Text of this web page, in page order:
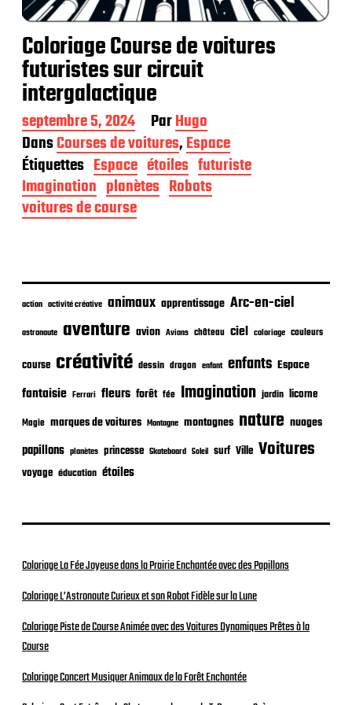
Coloriage Course de voitures
futuristes sur circuit
intergalactique
D
a
t
e
d
e
p
i
a
t
i
o
n
septembre 5, 2024 ParHugo
DansCourses de voitures,Espace
Étiquettes Espace étoiles futuriste
Imagination planètes Robots
voitures de course
action activité créative animaux apprentissage Arc-en-ciel
astronaute aventure avion Avions château ciel coloriage couleurs
course créativité dessin dragon enfant enfants Espace
fantaisie Ferrari fleurs forêt fée Imagination jardin licorne
Magie marques de voitures Montagne montagnes nature nuages
papillons planètes princesse Skateboard Soleil surf Ville Voitures
voyage éducation étoiles
Coloriage La Fée Joyeuse dans la Prairie Enchantée avec des Papillons
Coloriage L’Astronaute Curieux et son Robot Fidèle sur la Lune
Coloriage Piste de Course Animée avec des Voitures Dynamiques Prêtes à la
Course
Coloriage Concert Musiquer Animaux de la Forêt Enchantée